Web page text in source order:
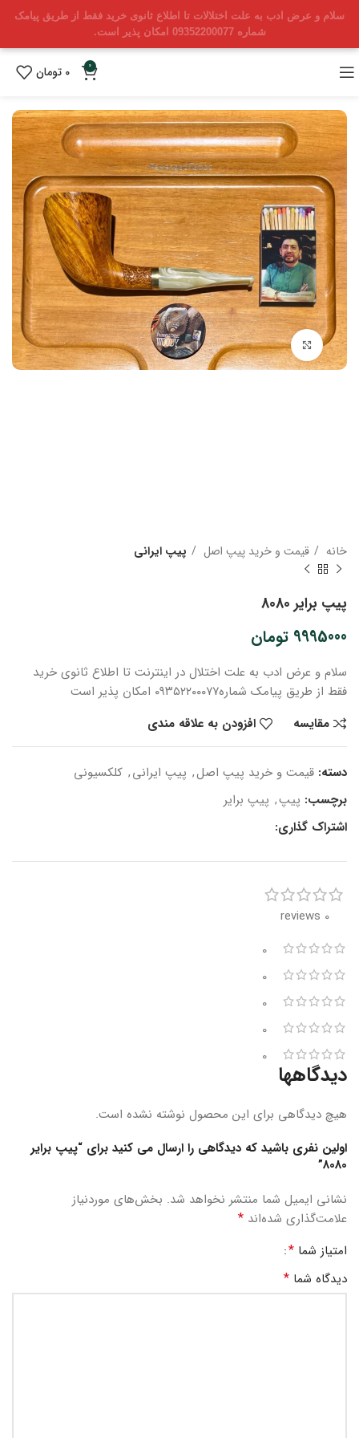
سلام و عرض ادب به علت اختلالات تا اطلاع ثانوی خرید فقط از طریق پیامک
شماره 09352200077 امکان پذیر است.
0
0 تومان
بزرگنمایی تصویر
خانه قیمت و خرید پیپ اصل پیپ ایرانی
پیپ برایر 8080
9995000 تومان
سلام و عرض ادب به علت اختلال در اینترنت تا اطلاع ثانوی خرید
فقط از طریق پیامک شماره۰۹۳۵۲۲۰۰۰۷۷ امکان پذیر است
مقایسه
افزودن به علاقه مندی
دسته: قیمت و خرید پیپ اصل, پیپ ایرانی, کلکسیونی
برچسب: پیپ, پیپ برایر
اشتراک گذاری:
0 reviews
0
0
0
0
0
دیدگاهها
هیچ دیدگاهی برای این محصول نوشته نشده است.
اولین نفری باشید که دیدگاهی را ارسال می کنید برای “پیپ برایر
8080”
نشانی ایمیل شما منتشر نخواهد شد. بخش‌های موردنیاز
علامت‌گذاری شده‌اند *
امتیاز شما *
دیدگاه شما *